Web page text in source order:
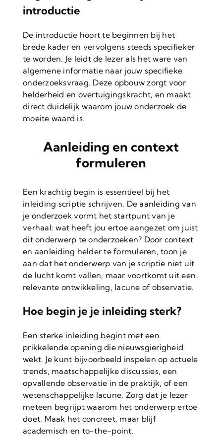
introductie
De introductie hoort te beginnen bij het
brede kader en vervolgens steeds specifieker
te worden. Je leidt de lezer als het ware van
algemene informatie naar jouw specifieke
onderzoeksvraag. Deze opbouw zorgt voor
helderheid en overtuigingskracht, en maakt
direct duidelijk waarom jouw onderzoek de
moeite waard is.
Aanleiding en context
formuleren
Een krachtig begin is essentieel bij het
inleiding scriptie schrijven. De aanleiding van
je onderzoek vormt het startpunt van je
verhaal: wat heeft jou ertoe aangezet om juist
dit onderwerp te onderzoeken? Door context
en aanleiding helder te formuleren, toon je
aan dat het onderwerp van je scriptie niet uit
de lucht komt vallen, maar voortkomt uit een
relevante ontwikkeling, lacune of observatie.
Hoe begin je je inleiding sterk?
Een sterke inleiding begint met een
prikkelende opening die nieuwsgierigheid
wekt. Je kunt bijvoorbeeld inspelen op actuele
trends, maatschappelijke discussies, een
opvallende observatie in de praktijk, of een
wetenschappelijke lacune. Zorg dat je lezer
meteen begrijpt waarom het onderwerp ertoe
doet. Maak het concreet, maar blijf
academisch en to-the-point.